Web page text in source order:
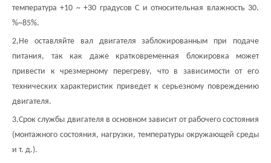
температура +10 ~ +30 градусов C и относительная влажность 30.
%~85%.
2,Не оставляйте вал двигателя заблокированным при подаче
питания, так как даже кратковременная блокировка может
привести к чрезмерному перегреву, что в зависимости от его
технических характеристик приведет к серьезному повреждению
двигателя.
3,Срок службы двигателя в основном зависит от рабочего состояния
(монтажного состояния, нагрузки, температуры окружающей среды
и т. д.).